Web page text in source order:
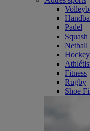
Padel
Netball
Hockey
Fitness
Rugby
Shoe